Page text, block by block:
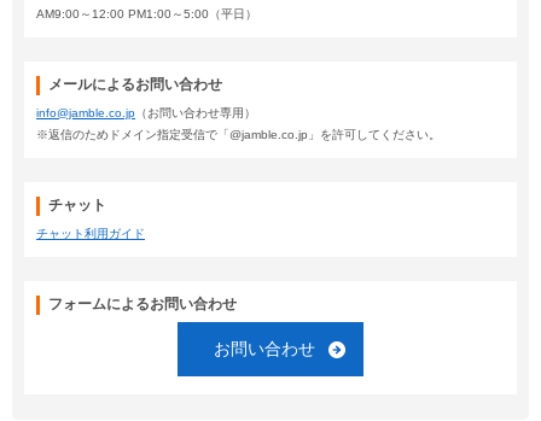
AM9:00～12:00 PM1:00～5:00（平日）
メールによるお問い合わせ
info@jamble.co.jp （お問い合わせ専用）
※返信のためドメイン指定受信で「@jamble.co.jp」を許可してください。
チャット
チャット利用ガイド
フォームによるお問い合わせ
お問い合わせ